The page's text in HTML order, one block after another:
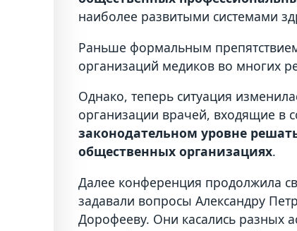
наиболее развитыми системами
Раньше формальным
организаций медиков во многих
Однако, теперь ситуация
организации врачей, входящие в
законодательном уровне
общественных организациях.
Далее конференция продолжила
задавали вопросы Александру
Дорофееву. Они касались разных